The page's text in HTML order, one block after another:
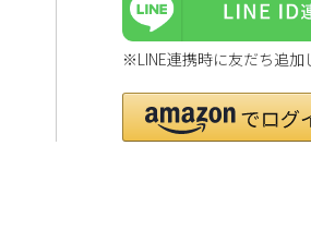
※LINE連携時に友だち追加